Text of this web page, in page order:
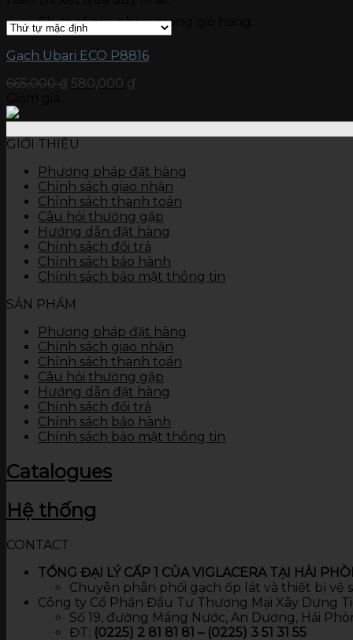
Gạch kích thước 15 x 60
Gạch ốp tường
Đá nung kết Vasta 120 x 280
Gạch kích thước 60 x 120
Gạch kích thước 30 x 60
Gạch kích thước 30 x 45
Gạch kích thước 25 x 50
Gạch kích thước 25 x 40
Gạch kích thước 10 x 30
Thiết bị vệ sinh
Bàn cầu
Chậu rửa
Các thiết bị khác
Chưa có sản phẩm trong giỏ hàng.
Gạch Ubari ECO P8816
665,000₫ 580,000 ₫
GIỚI THIỆU
Phương pháp đặt hàng
Chính sách giao nhận
Chính sách thanh toán
Câu hỏi thường gặp
Hướng dẫn đặt hàng
Chính sách đổi trả
Chính sách bảo hành
Chính sách bảo mật thông tin
SẢN PHẨM
Phương pháp đặt hàng
Chính sách giao nhận
Chính sách thanh toán
Câu hỏi thường gặp
Hướng dẫn đặt hàng
Chính sách đổi trả
Chính sách bảo hành
Chính sách bảo mật thông tin
Catalogues
Hệ thống
CONTACT
TỔNG ĐẠI LÝ CẤP 1 CỦA VIGLACERA TẠI HẢI
Chuyên phân phối gạch ốp lát và thiết bị vệ
Công ty Cổ Phần Đầu Tư Thương Mại Xây Dựng
Số 19, đường Máng Nước, An Dương, Hải
ĐT: (0225) 2 81 81 81 – (0225) 3 51 31 55